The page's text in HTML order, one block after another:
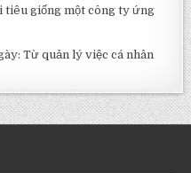
tiêu giống một công ty ứng
Từ quản lý việc cá nhân